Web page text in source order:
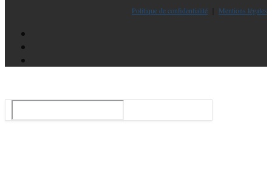
Politique de confidentialité Mentions légales
: